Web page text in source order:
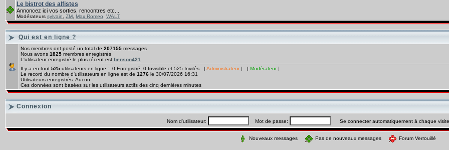
Le bistrot des alfistes
Annoncez ici vos sorties, rencontres etc...
Modérateurs sylvain ZM Max Romeo WALT
Qui est en ligne ?
Nos membres ont posté un total de 207155 messages
Nous avons 1825 membres enregistrés
L'utilisateur enregistré le plus récent est benson421
Il y a en tout 525 utilisateurs en ligne :: 0 Enregistré, 0 Invisible et 525 Invités [Administrateur] [ Modérateur]
Le record du nombre d'utilisateurs en ligne est de 1276 le 30/07/2026 16:31
Utilisateurs enregistrés: Aucun
Ces données sont basées sur les utilisateurs actifs des cinq dernières minutes
Connexion
Nom d'utilisateur: Mot de passe: Se connecter automatiquement à chaque
Nouveaux messages Pas de nouveaux messages Forum Verrouillé